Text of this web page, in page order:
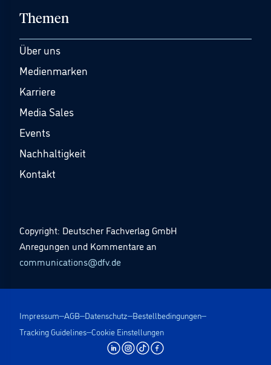
Themen
Über uns
Medienmarken
Karriere
Media Sales
Events
Nachhaltigkeit
Kontakt
Copyright: Deutscher Fachverlag GmbH
Anregungen und Kommentare an
communications@dfv.de
Impressum AGB Datenschutz Bestellbedingungen
Tracking Guidelines Cookie Einstellungen